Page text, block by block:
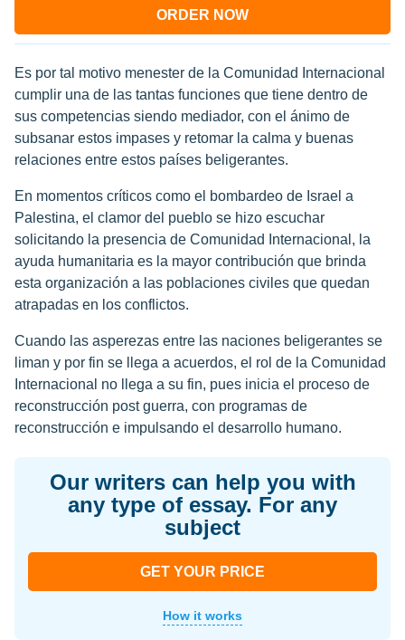
ORDER NOW
Es por tal motivo menester de la Comunidad Internacional
cumplir una de las tantas funciones que tiene dentro de
sus competencias siendo mediador, con el ánimo de
subsanar estos impases y retomar la calma y buenas
relaciones entre estos países beligerantes.
En momentos críticos como el bombardeo de Israel a
Palestina, el clamor del pueblo se hizo escuchar
solicitando la presencia de Comunidad Internacional, la
ayuda humanitaria es la mayor contribución que brinda
esta organización a las poblaciones civiles que quedan
atrapadas en los conflictos.
Cuando las asperezas entre las naciones beligerantes se
liman y por fin se llega a acuerdos, el rol de la Comunidad
Internacional no llega a su fin, pues inicia el proceso de
reconstrucción post guerra, con programas de
reconstrucción e impulsando el desarrollo humano.
Our writers can help you with
any type of essay. For any
subject
GET YOUR PRICE
How it works